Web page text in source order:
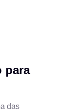
para
das